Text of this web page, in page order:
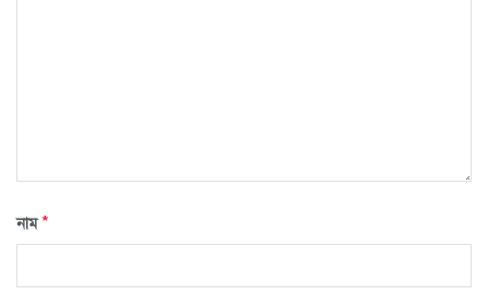
নাম*